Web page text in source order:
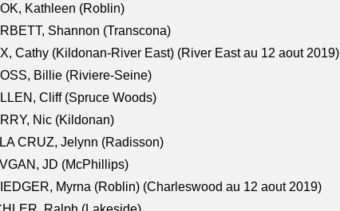
Kathleen (Roblin)
Shannon (Transcona)
Cathy (Kildonan-River East) (River East au 12 aout 2019)
Billie (Riviere-Seine)
Cliff (Spruce Woods)
Nic (Kildonan)
CRUZ, Jelynn (Radisson)
JD (McPhillips)
Myrna (Roblin) (Charleswood au 12 aout 2019)